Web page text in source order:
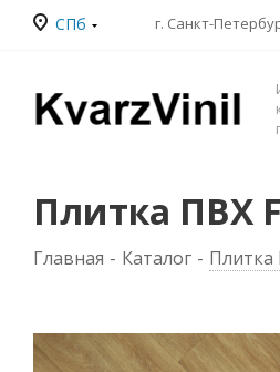
СПб
Плитка ПВХ
Главная - Каталог - Плитка